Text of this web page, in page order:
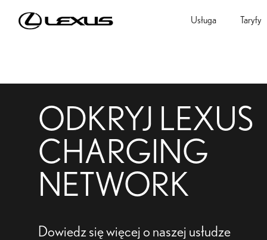
Usługa Taryfy
ODKRYJ LEXUS
CHARGING
NETWORK
Dowiedz się więcej o naszej usłudze